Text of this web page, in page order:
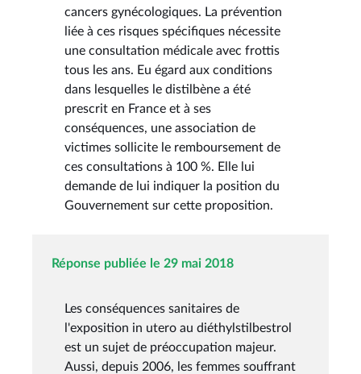
cancers gynécologiques. La prévention
liée à ces risques spécifiques nécessite
une consultation médicale avec frottis
tous les ans. Eu égard aux conditions
dans lesquelles le distilbène a été
prescrit en France et à ses
conséquences, une association de
victimes sollicite le remboursement de
ces consultations à 100 %. Elle lui
demande de lui indiquer la position du
Gouvernement sur cette proposition.
Réponse publiée le 29 mai 2018
Les conséquences sanitaires de
l'exposition in utero au diéthylstilbestrol
est un sujet de préoccupation majeur.
Aussi, depuis 2006, les femmes souffrant